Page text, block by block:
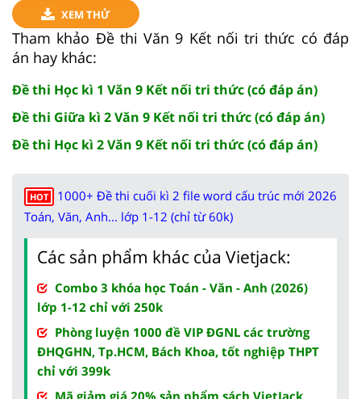
XEM THỬ
Tham khảo Đề thi Văn 9 Kết nối tri thức có đáp
án hay khác:
Đề thi Học kì 1 Văn 9 Kết nối tri thức (có đáp án)
Đề thi Giữa kì 2 Văn 9 Kết nối tri thức (có đáp án)
Đề thi Học kì 2 Văn 9 Kết nối tri thức (có đáp án)
HOT
1000+ Đề thi cuối kì 2 file word cấu trúc mới 2026
Toán, Văn, Anh... lớp 1-12 (chỉ từ 60k)
Các sản phẩm khác của Vietjack:
Combo 3 khóa học Toán - Văn - Anh (2026)
lớp 1-12 chỉ với 250k
Phòng luyện 1000 đề VIP ĐGNL các trường
ĐHQGHN, Tp.HCM, Bách Khoa, tốt nghiệp THPT
chỉ với 399k
Mã giảm giá 20% sản phẩm sách VietJack